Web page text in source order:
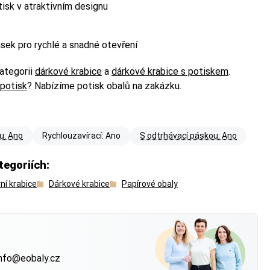
v atraktivním designu
pro rychlé a snadné otevření
dárkové krabice a dárkové krabice s potiskem.
? Nabízíme potisk obalů na zakázku.
Ano Rychlouzavírací: Ano S odtrhávací páskou: Ano
krabice Dárkové krabice
Papírové obaly
nebo
váš produkt —
nebo
váš produkt —